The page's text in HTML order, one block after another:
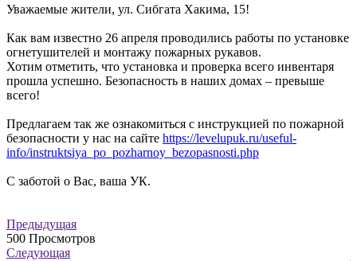
Уважаемые жители, ул. Сибгата Хакима, 15!
Как вам известно 26 апреля проводились работы по установке
огнетушителей и монтажу пожарных рукавов.
Хотим отметить, что установка и проверка всего инвентаря
прошла успешно. Безопасность в наших домах – превыше
всего!
Предлагаем так же ознакомиться с инструкцией по пожарной
безопасности у нас на сайте https://levelupuk.ru/useful-
info/instruktsiya_po_pozharnoy_bezopasnosti.php
С заботой о Вас, ваша УК.
Предыдущая
500 Просмотров
Следующая